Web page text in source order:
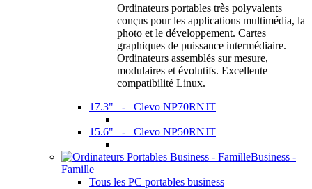
Ordinateurs portables très polyvalents
conçus pour les applications multimédia, la
photo et le développement. Cartes
graphiques de puissance intermédiaire.
Ordinateurs assemblés sur mesure,
modulaires et évolutifs. Excellente
compatibilité Linux.
17.3" - Clevo NP70RNJT
15.6" - Clevo NP50RNJT
Business -
Famille
Tous les PC portables business